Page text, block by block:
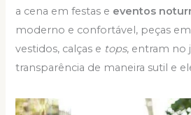
a cena em festas e eventos
moderno e confortável, peças
vestidos, calças e tops, entram no
transparência de maneira sutil e